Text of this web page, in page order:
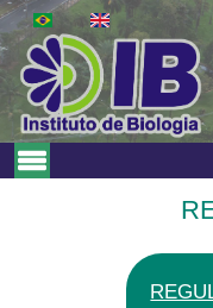
Skip to main content
Main Menu